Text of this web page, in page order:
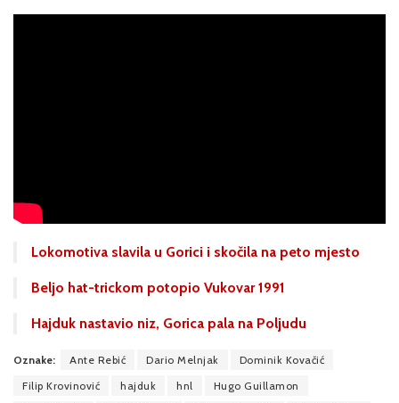
Lokomotiva slavila u Gorici i skočila na peto mjesto
Beljo hat-trickom potopio Vukovar 1991
Hajduk nastavio niz, Gorica pala na Poljudu
Oznake: Ante Rebić Dario Melnjak
Dominik Kovačić
Filip Krovinović
hajduk hnl
Hugo Guillamon